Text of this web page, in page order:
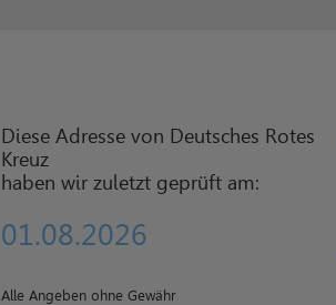
Diese Adresse von Deutsches Rotes
Kreuz
haben wir zuletzt geprüft am:
01.08.2026
Alle Angeben ohne Gewähr